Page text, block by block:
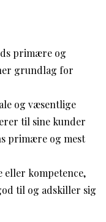
primære og
grundlag for
og væsentlige
til sine kunder
primære og mest
kompetence,
til og adskiller sig